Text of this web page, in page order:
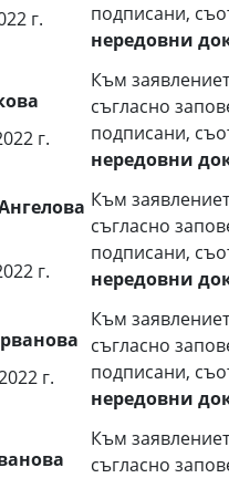
г.
подписани,
нередовни
г.
Към
съгласно
подписани,
нередовни
г.
Към
съгласно
подписани,
нередовни
г.
Към
съгласно
подписани,
нередовни
Към
съгласно